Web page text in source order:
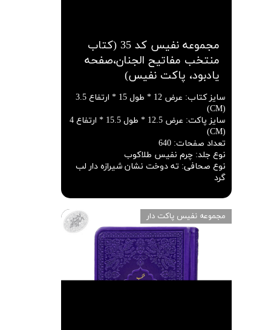
مجموعه نفیس کد 35 (کتاب
منتخب مفاتیح الجنان،صفحه
یادبود، پاکت نفیس)
سایز کتاب:
عرض 12 * طول 15 * ارتفاع 3.5
(CM)
سایز پاکت:
عرض 12.5 * طول 15.5 * ارتفاع 4
(CM)
تعداد صفحات:
640
نوع جلد:چرم نفیس طلاکوب
نوع صحافی: ته دوخت نشان شیرازه دار لب
گرد
مجموعه نفیس پاکت دار